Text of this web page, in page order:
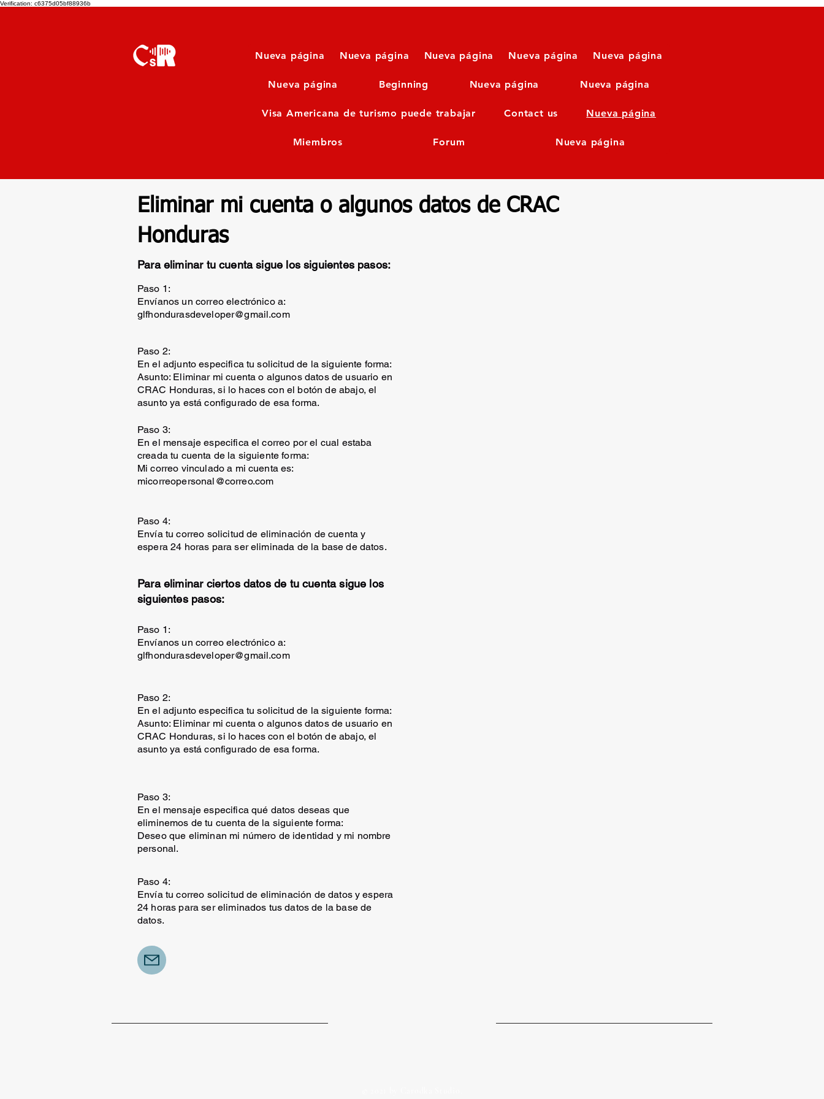
Verification: c6375d05bf88936b
Nueva página Nueva página Nueva página Nueva página Nueva página
Nueva página Beginning Nueva página Nueva página
Visa Americana de turismo puede trabajar Contact us Nueva página
Miembros Forum Nueva página
Eliminar mi cuenta o algunos datos de CRAC
Honduras
Para eliminar tu cuenta sigue los siguientes pasos:
Paso 1:
Envíanos un correo electrónico a:
glfhondurasdeveloper@gmail.com
Paso 2:
En el adjunto especifica tu solicitud de la siguiente forma:
Asunto: Eliminar mi cuenta o algunos datos de usuario en
CRAC Honduras, si lo haces con el botón de abajo, el
asunto ya está configurado de esa forma.
Paso 3:
En el mensaje especifica el correo por el cual estaba
creada tu cuenta de la siguiente forma:
Mi correo vinculado a mi cuenta es:
micorreopersonal@correo.com
Paso 4:
Envía tu correo solicitud de eliminación de cuenta y
espera 24 horas para ser eliminada de la base de datos.
Para eliminar ciertos datos de tu cuenta sigue los
siguientes pasos:
Paso 1:
Envíanos un correo electrónico a:
glfhondurasdeveloper@gmail.com
Paso 2:
En el adjunto especifica tu solicitud de la siguiente forma:
Asunto: Eliminar mi cuenta o algunos datos de usuario en
CRAC Honduras, si lo haces con el botón de abajo, el
asunto ya está configurado de esa forma.
Paso 3:
En el mensaje especifica qué datos deseas que
eliminemos de tu cuenta de la siguiente forma:
Deseo que eliminan mi número de identidad y mi nombre
personal.
Paso 4:
Envía tu correo solicitud de eliminación de datos y espera
24 horas para ser eliminados tus datos de la base de
datos.